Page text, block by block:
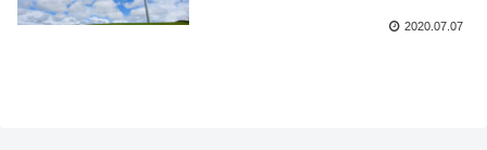
2020.07.07